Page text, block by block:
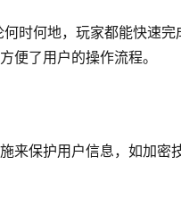
时何地，玩家都能快速
便了用户的操作流程。
来保护用户信息，如加密